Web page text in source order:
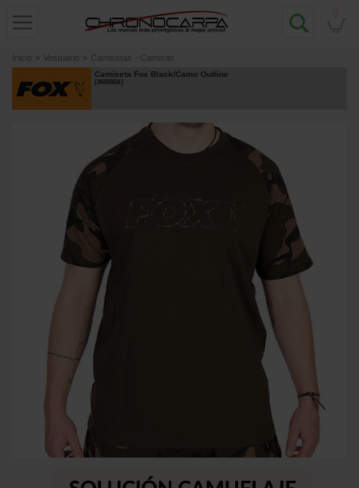
Inicio » Vestuario » Camisetas - Camisas
Camiseta Fox Black/Camo Outline
[268588A]